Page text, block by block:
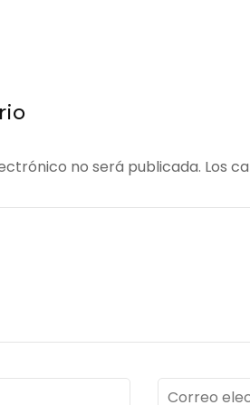
no será publicada. Los
Correo